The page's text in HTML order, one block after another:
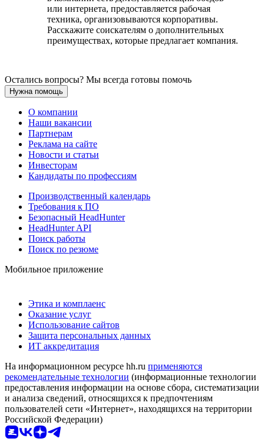
или интернета, предоставляется рабочая
техника, организовываются корпоративы.
Расскажите соискателям о дополнительных
преимуществах, которые предлагает компания.
Остались вопросы? Мы всегда готовы помочь
Нужна помощь
О компании
Наши вакансии
Партнерам
Реклама на сайте
Новости и статьи
Инвесторам
Кандидаты по профессиям
Производственный календарь
Требования к ПО
Безопасный HeadHunter
HeadHunter API
Поиск работы
Поиск по резюме
Мобильное приложение
Этика и комплаенс
Оказание услуг
Использование сайтов
Защита персональных данных
ИТ аккредитация
На информационном ресурсе hh.ru применяются
рекомендательные технологии (информационные технологии
предоставления информации на основе сбора, систематизации
и анализа сведений, относящихся к предпочтениям
пользователей сети «Интернет», находящихся на территории
Российской Федерации)